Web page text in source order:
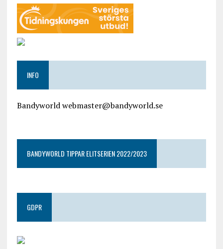
INFO
Bandyworld webmaster@bandyworld.se
BANDYWORLD TIPPAR ELITSERIEN 2022/2023
GDPR